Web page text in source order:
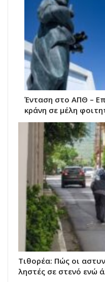
Ένταση στο ΑΠΘ –
κράνη σε μέλη
Τιθορέα: Πώς οι
ληστές σε στενό ενώ